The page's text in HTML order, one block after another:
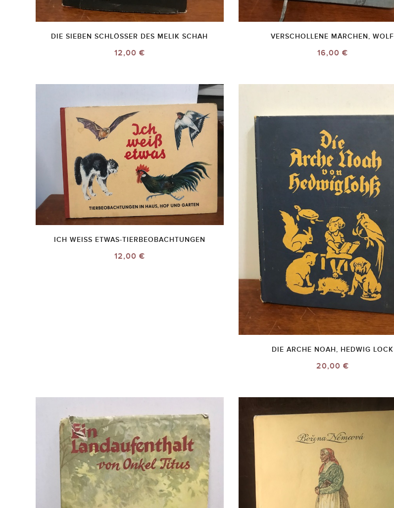
DIE SIEBEN SCHLÖSSER DES MELIK SCHAH
12,00 €
VERSCHOLLENE MÄRCHEN, WOLF
16,00 €
ICH WEISS ETWAS-TIERBEOBACHTUNGEN
12,00 €
DIE ARCHE NOAH, HEDWIG LOCK
20,00 €